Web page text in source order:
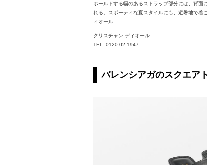
ホールドする幅のあるストラップ部分には、背面
れる。スポーティな夏スタイルにも、避暑地で着
ィオール
クリスチャン ディオール
TEL. 0120-02-1947
バレンシアガのスクエア